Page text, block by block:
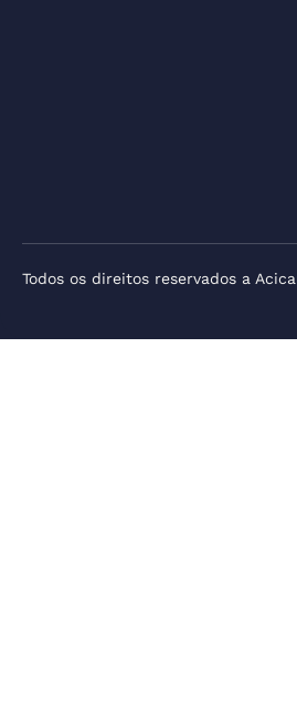
Todos os direitos reservados a